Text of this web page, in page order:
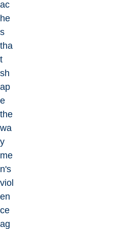
ac
he
s
tha
t
sh
ap
e
the
wa
y
me
n's
viol
en
ce
ag